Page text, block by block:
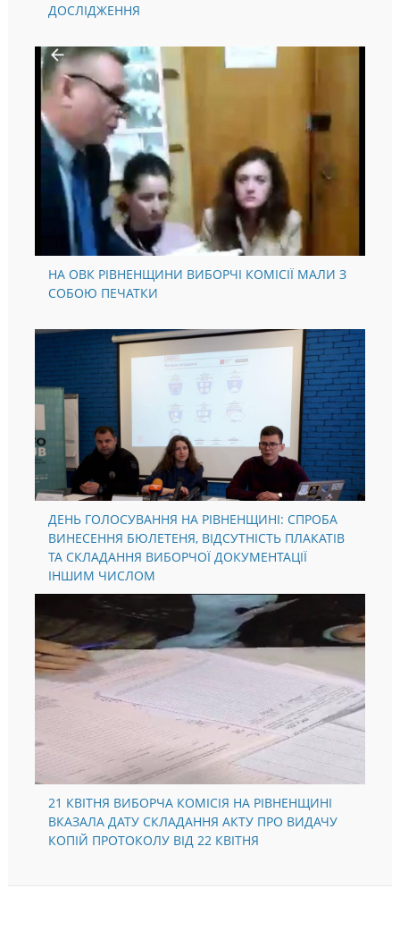
ДОСЛІДЖЕННЯ
НА ОВК РІВНЕНЩИНИ ВИБОРЧІ КОМІСІЇ МАЛИ З
СОБОЮ ПЕЧАТКИ
ДЕНЬ ГОЛОСУВАННЯ НА РІВНЕНЩИНІ: СПРОБА
ВИНЕСЕННЯ БЮЛЕТЕНЯ, ВІДСУТНІСТЬ ПЛАКАТІВ
ТА СКЛАДАННЯ ВИБОРЧОЇ ДОКУМЕНТАЦІЇ
ІНШИМ ЧИСЛОМ
21 КВІТНЯ ВИБОРЧА КОМІСІЯ НА РІВНЕНЩИНІ
ВКАЗАЛА ДАТУ СКЛАДАННЯ АКТУ ПРО ВИДАЧУ
КОПІЙ ПРОТОКОЛУ ВІД 22 КВІТНЯ